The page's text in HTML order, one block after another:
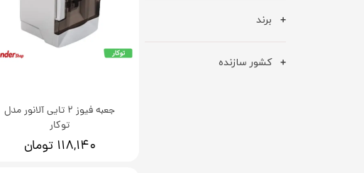
برند
کشور سازنده
جعبه فیوز 2 تایی آلانور مدل
توکار
۱۱۸,۱۴۰ تومان